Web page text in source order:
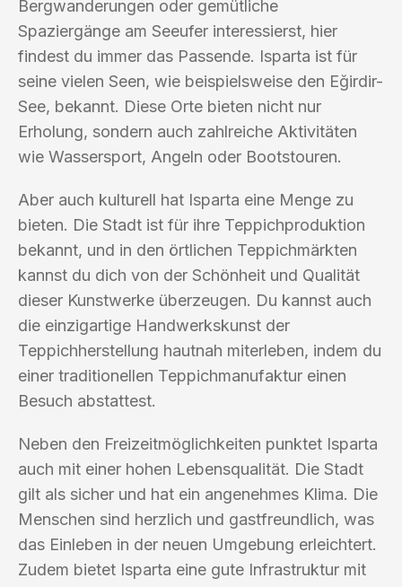
Bergwanderungen oder gemütliche
Spaziergänge am Seeufer interessierst, hier
findest du immer das Passende. Isparta ist für
seine vielen Seen, wie beispielsweise den Eğirdir-
See, bekannt. Diese Orte bieten nicht nur
Erholung, sondern auch zahlreiche Aktivitäten
wie Wassersport, Angeln oder Bootstouren.
Aber auch kulturell hat Isparta eine Menge zu
bieten. Die Stadt ist für ihre Teppichproduktion
bekannt, und in den örtlichen Teppichmärkten
kannst du dich von der Schönheit und Qualität
dieser Kunstwerke überzeugen. Du kannst auch
die einzigartige Handwerkskunst der
Teppichherstellung hautnah miterleben, indem du
einer traditionellen Teppichmanufaktur einen
Besuch abstattest.
Neben den Freizeitmöglichkeiten punktet Isparta
auch mit einer hohen Lebensqualität. Die Stadt
gilt als sicher und hat ein angenehmes Klima. Die
Menschen sind herzlich und gastfreundlich, was
das Einleben in der neuen Umgebung erleichtert.
Zudem bietet Isparta eine gute Infrastruktur mit